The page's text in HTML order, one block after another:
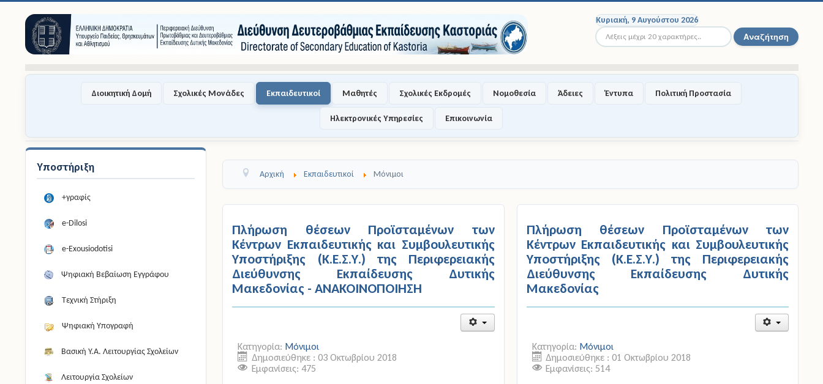
Κυριακή, 9 Αυγούστου 2026
Αναζήτηση... Αναζήτηση
Διοικητική Δομή Σχολικές Μονάδες Εκπαιδευτικοί Μαθητές Σχολικές Εκδρομές Νομοθεσία Άδειες Έντυπα Πολιτική Προστασία
Ηλεκτρονικές Υπηρεσίες Επικοινωνία
Υποστήριξη
+γραφίς
e-Dilosi
e-Exousiodotisi
Ψηφιακή Βεβαίωση Εγγράφου
Τεχνική Στήριξη
Ψηφιακή Υπογραφή
Βασική Υ.Α. Λειτουργίας Σχολείων
Λειτουργία Σχολείων
Αρχική Εκπαιδευτικοί Μόνιμοι
Πλήρωση θέσεων Προϊσταμένων των
Κέντρων Εκπαιδευτικής και Συμβουλευτικής
Υποστήριξης (Κ.Ε.Σ.Υ.) της Περιφερειακής
Διεύθυνσης Εκπαίδευσης Δυτικής
Μακεδονίας - ΑΝΑΚΟΙΝΟΠΟΙΗΣΗ
Κατηγορία: Μόνιμοι
Δημοσιεύθηκε : 03 Οκτωβρίου 2018
Εμφανίσεις: 475
Πλήρωση θέσεων Προϊσταμένων των
Κέντρων Εκπαιδευτικής και Συμβουλευτικής
Υποστήριξης (Κ.Ε.Σ.Υ.) της Περιφερειακής
Διεύθυνσης Εκπαίδευσης Δυτικής
Μακεδονίας
Κατηγορία: Μόνιμοι
Δημοσιεύθηκε : 01 Οκτωβρίου 2018
Εμφανίσεις: 514